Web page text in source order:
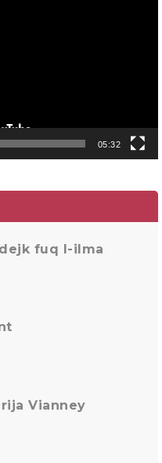
05:32
fuq l-ilma
Vianney